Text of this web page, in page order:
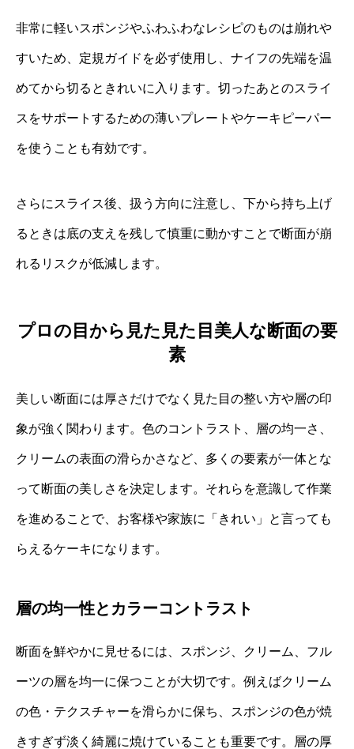
非常に軽いスポンジやふわふわなレシピのものは崩れや
すいため、定規ガイドを必ず使用し、ナイフの先端を温
めてから切るときれいに入ります。切ったあとのスライ
スをサポートするための薄いプレートやケーキピーパー
を使うことも有効です。
さらにスライス後、扱う方向に注意し、下から持ち上げ
るときは底の支えを残して慎重に動かすことで断面が崩
れるリスクが低減します。
プロの目から見た見た目美人な断面の要
素
美しい断面には厚さだけでなく見た目の整い方や層の印
象が強く関わります。色のコントラスト、層の均一さ、
クリームの表面の滑らかさなど、多くの要素が一体とな
って断面の美しさを決定します。それらを意識して作業
を進めることで、お客様や家族に「きれい」と言っても
らえるケーキになります。
層の均一性とカラーコントラスト
断面を鮮やかに見せるには、スポンジ、クリーム、フル
ーツの層を均一に保つことが大切です。例えばクリーム
の色・テクスチャーを滑らかに保ち、スポンジの色が焼
きすぎず淡く綺麗に焼けていることも重要です。層の厚